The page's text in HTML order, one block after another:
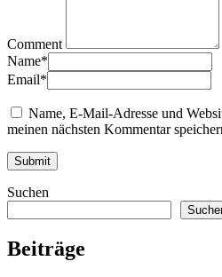
Comment
Name*
Email*
Name, E-Mail-Adresse und
meinen nächsten Kommentar
Suchen
Beiträge